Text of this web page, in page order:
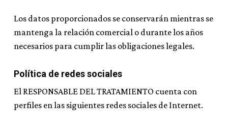
Los datos proporcionados se conservarán mientras se
mantenga la relación comercial o durante los años
necesarios para cumplir las obligaciones legales.
Política de redes sociales
El RESPONSABLE DEL TRATAMIENTO cuenta con
perfiles en las siguientes redes sociales de Internet.